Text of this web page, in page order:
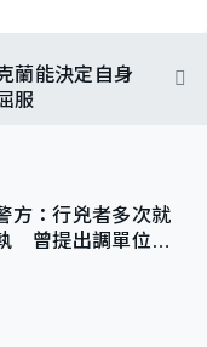
蘭能決定自身
服
方：行兇者多次就
曾提出調單位已